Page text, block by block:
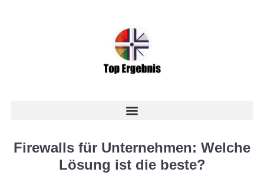
Firewalls für Unternehmen: Welche
Lösung ist die beste?